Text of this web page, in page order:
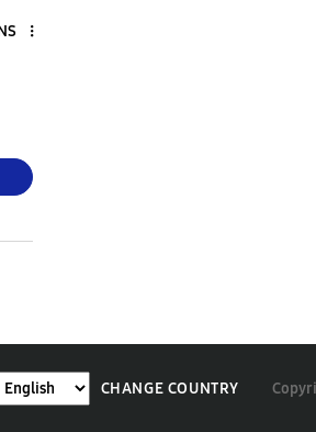
CHANGE COUNTRY